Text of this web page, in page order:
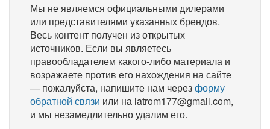
Мы не являемся официальными дилерами
или представителями указанных брендов.
Весь контент получен из открытых
источников. Если вы являетесь
правообладателем какого-либо материала и
возражаете против его нахождения на сайте
— пожалуйста, напишите нам черезформу
обратной связи или на latrom177@gmail.com,
и мы незамедлительно удалим его.